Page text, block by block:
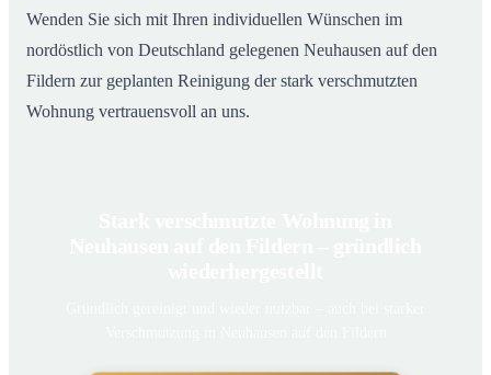
Wenden Sie sich mit Ihren individuellen Wünschen im
nordöstlich von Deutschland gelegenen Neuhausen auf den
Fildern zur geplanten Reinigung der stark verschmutzten
Wohnung vertrauensvoll an uns.